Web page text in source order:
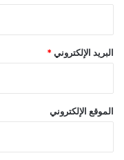
البريد الإلكتروني *
الموقع الإلكتروني